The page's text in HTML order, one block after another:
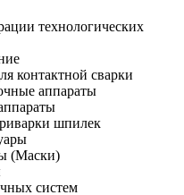
технологических
контактной сварки
аппараты
шпилек
(Маски)
систем